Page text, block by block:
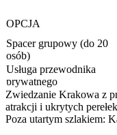
OPCJA
Spacer grupowy (do 20
osób)
Usługa przewodnika
prywatnego
Zwiedzanie Krakowa z
atrakcji i ukrytych perełek
Poza utartym szlakiem: